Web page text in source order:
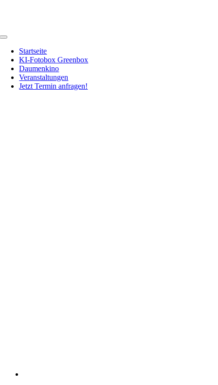
Toggle
NavigationStartseite
KI-Fotobox Greenbox
Daumenkino
Veranstaltungen
Jetzt Termin anfragen!